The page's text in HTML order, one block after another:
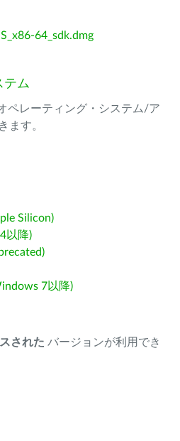
64_sdk.dmg
テム
ペレーティング・システム/ア
ます。
Silicon)
以降)
7以降)
された バージョンが利用でき